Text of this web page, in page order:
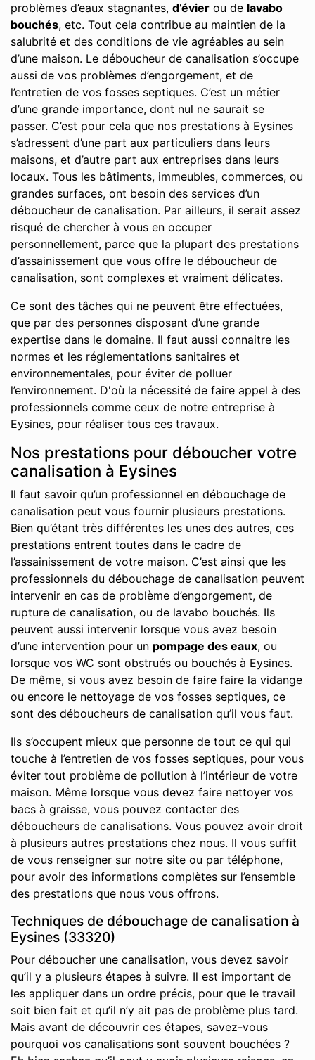
problèmes d’eaux stagnantes, d’évier ou de lavabo
bouchés, etc. Tout cela contribue au maintien de la
salubrité et des conditions de vie agréables au sein
d’une maison. Le déboucheur de canalisation s’occupe
aussi de vos problèmes d’engorgement, et de
l’entretien de vos fosses septiques. C’est un métier
d’une grande importance, dont nul ne saurait se
passer. C’est pour cela que nos prestations à Eysines
s’adressent d’une part aux particuliers dans leurs
maisons, et d’autre part aux entreprises dans leurs
locaux. Tous les bâtiments, immeubles, commerces, ou
grandes surfaces, ont besoin des services d’un
déboucheur de canalisation. Par ailleurs, il serait assez
risqué de chercher à vous en occuper
personnellement, parce que la plupart des prestations
d’assainissement que vous offre le déboucheur de
canalisation, sont complexes et vraiment délicates.
Ce sont des tâches qui ne peuvent être effectuées,
que par des personnes disposant d’une grande
expertise dans le domaine. Il faut aussi connaitre les
normes et les réglementations sanitaires et
environnementales, pour éviter de polluer
l’environnement. D'où la nécessité de faire appel à des
professionnels comme ceux de notre entreprise à
Eysines, pour réaliser tous ces travaux.
Nos prestations pour déboucher votre
canalisation à Eysines
Il faut savoir qu’un professionnel en débouchage de
canalisation peut vous fournir plusieurs prestations.
Bien qu’étant très différentes les unes des autres, ces
prestations entrent toutes dans le cadre de
l’assainissement de votre maison. C’est ainsi que les
professionnels du débouchage de canalisation peuvent
intervenir en cas de problème d’engorgement, de
rupture de canalisation, ou de lavabo bouchés. Ils
peuvent aussi intervenir lorsque vous avez besoin
d’une intervention pour un pompage des eaux, ou
lorsque vos WC sont obstrués ou bouchés à Eysines.
De même, si vous avez besoin de faire faire la vidange
ou encore le nettoyage de vos fosses septiques, ce
sont des déboucheurs de canalisation qu’il vous faut.
Ils s’occupent mieux que personne de tout ce qui qui
touche à l’entretien de vos fosses septiques, pour vous
éviter tout problème de pollution à l’intérieur de votre
maison. Même lorsque vous devez faire nettoyer vos
bacs à graisse, vous pouvez contacter des
déboucheurs de canalisations. Vous pouvez avoir droit
à plusieurs autres prestations chez nous. Il vous suffit
de vous renseigner sur notre site ou par téléphone,
pour avoir des informations complètes sur l’ensemble
des prestations que nous vous offrons.
Techniques de débouchage de canalisation à
Eysines (33320)
Pour déboucher une canalisation, vous devez savoir
qu’il y a plusieurs étapes à suivre. Il est important de
les appliquer dans un ordre précis, pour que le travail
soit bien fait et qu’il n’y ait pas de problème plus tard.
Mais avant de découvrir ces étapes, savez-vous
pourquoi vos canalisations sont souvent bouchées ?